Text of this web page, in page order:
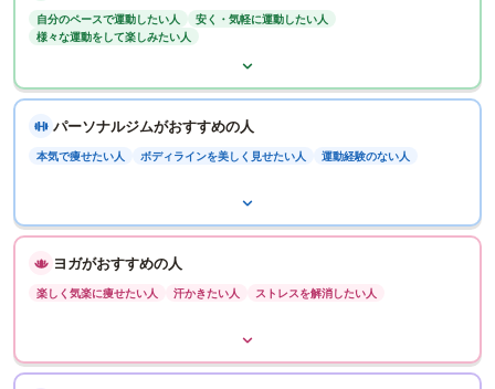
自分のペースで運動したい人
安く・気軽に運動したい人
様々な運動をして楽しみたい人
パーソナルジムがおすすめの人
本気で痩せたい人 ボディラインを美しく見せたい人 運動経験のない人
ヨガがおすすめの人
楽しく気楽に痩せたい人 汗かきたい人 ストレスを解消したい人